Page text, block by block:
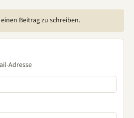
Beitrag zu schreiben.
Adresse